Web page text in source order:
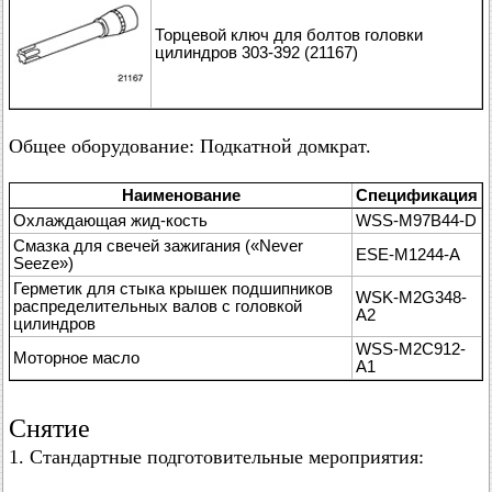
Торцевой ключ для болтов головки
цилиндров 303-392 (21167)
Общее оборудование: Подкатной домкрат.
Наименование
Спецификация
Охлаждающая жид-кость
WSS-M97B44-D
Смазка для свечей зажигания («Never
Seeze»)
ESE-M1244-A
Герметик для стыка крышек подшипников
распределительных валов с головкой
цилиндров
WSK-M2G348-
A2
Моторное масло
WSS-M2C912-
A1
Снятие
1. Стандартные подготовительные мероприятия: